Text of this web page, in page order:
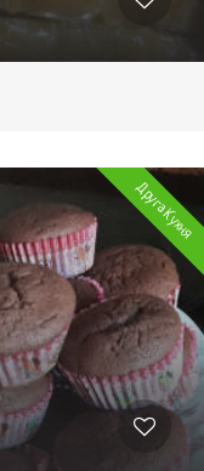
Друга Кухня